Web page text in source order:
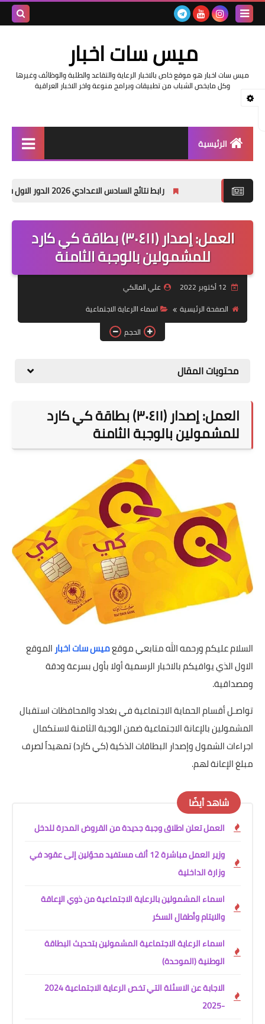
ميس سات اخبار
ميس سات اخبار هو موقع خاص بالاخبار الرعاية والتقاعد والطلبة والوظائف وغيرها
وكل مايخص الشباب من تطبيقات وبرامج منوعة واخر الاخبار العراقية
الرئيسية
اخبار وزارة التربية والتعليم
اخبار العراق والعالم
اخبار وزارة العمل وهيئة
التقاعد
قسم التطبيقات
قطع الاراضي
رابط نتائج السادس الاعدادي 2026 الدور الاول في العراق | موقع نتائجنا
العمل: إصدار (٣٠٤١١) بطاقة كي كارد
للمشمولين بالوجبة الثامنة
علي المالكي
الصفحة الرئيسية
اسماء االرعاية الاجتماعية
الحجم
محتويات المقال
العمل: إصدار (٣٠٤١١) بطاقة كي كارد
للمشمولين بالوجبة الثامنة
السلام عليكم ورحمه الله متابعي موقعميس سات اخبار الموقع
الاول الذي يوافيكم بالاخبار الرسمية أولا بأول بسرعة ودقة
ومصداقية.
تواصـل أقسام الحماية الاجتماعية في بغداد والمحافظات استقبال
المشمولين بالإعانة الاجتماعية ضمن الوجبة الثامنة لاستكمال
اجراءات الشمول وإصدار البطاقات الذكية (كي كارد) تمهيداً لصرف
مبلغ الإعانة لهم.
شاهد أيضًا
العمل تعلن اطلاق وجبة جديدة من القروض المدرة للدخل
وزير العمل مباشرة 12 ألف مستفيد محوّلين إلى عقود في
وزارة الداخلية
اسماء المشمولين بالرعاية الاجتماعية من ذوي الإعاقة
والايتام وأطفال السكر
اسماء الرعاية الاجتماعية المشمولين بتحديث البطاقة
الوطنية (الموحدة)
الاجابة عن الاسئلة التي تخص الرعاية الاجتماعية 2024
-2025